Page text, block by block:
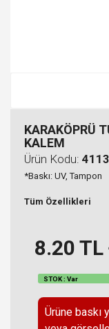
KARAKÖPRÜ
KALEM
Ürün Kodu:
*Baskı: UV, Tampon
Tüm Özellikleri
8.20 TL
STOK : Var
Ürüne baskı